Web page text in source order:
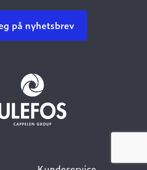
på nyhetsbrev